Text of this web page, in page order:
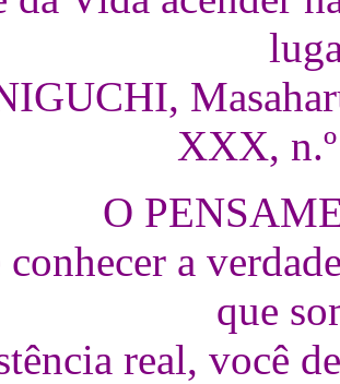
XXX,
O
conhecer a
que
real, você